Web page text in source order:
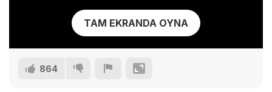
TAM EKRANDA OYNA
864